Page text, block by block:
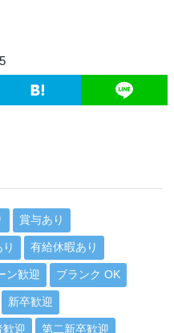
賞与あり
有給休暇あり
ン歓迎 ブランク OK
新卒歓迎
歓迎 第二新卒歓迎